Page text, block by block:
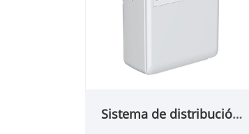
Sistema de distribución